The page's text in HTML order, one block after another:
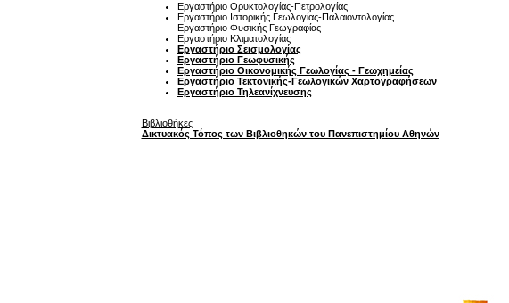
Εργαστήριο Ορυκτολογίας-Πετρολογίας
Εργαστήριο Ιστορικής Γεωλογίας-Παλαιοντολογίας
Εργαστήριο Φυσικής Γεωγραφίας
Εργαστήριο Κλιματολογίας
Εργαστήριο Σεισμολογίας
Εργαστήριο Γεωφυσικής
Εργαστήριο Οικονομικής Γεωλογίας - Γεωχημείας
Εργαστήριο Τεκτονικής-Γεωλογικών Χαρτογραφήσεων
Εργαστήριο Τηλεανίχνευσης
Βιβλιοθήκες
Δικτυακός Τόπος των Βιβλιοθηκών του Πανεπιστημίου Αθηνών